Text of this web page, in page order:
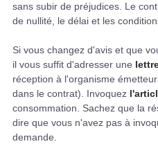
sans subir de préjudices. Le
de nullité, le délai et les
Si vous changez d'avis et que
il vous suffit d'adresser une
réception à l'organisme
dans le contrat). Invoquez
consommation. Sachez que la
dire que vous n'avez pas à
demande.